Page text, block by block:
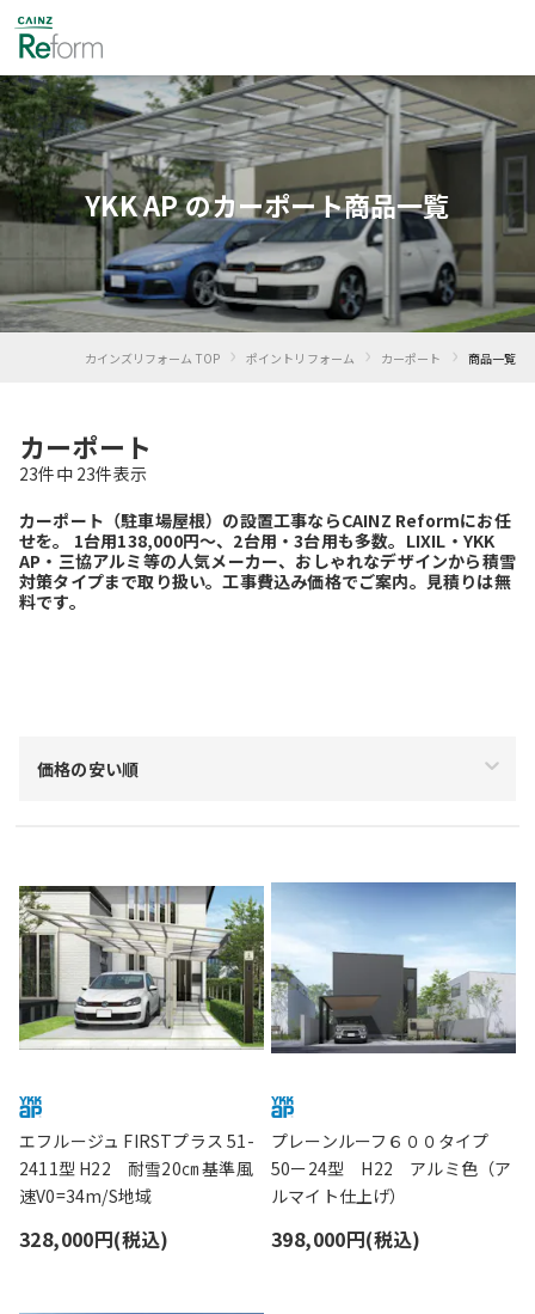
YKK AP のカーポート商品一覧
カインズリフォーム TOP › ポイントリフォーム › カーポート › 商品一覧
カーポート
23件中 23件表示
カーポート（駐車場屋根）の設置工事ならCAINZ Reformにお任
せを。 1台用138,000円～、2台用・3台用も多数。LIXIL・YKK
AP・三協アルミ等の人気メーカー、おしゃれなデザインから積雪
対策タイプまで取り扱い。工事費込み価格でご案内。見積りは無
料です。
価格の安い順
エフルージュ FIRSTプラス 51-
2411型 H22 耐雪20㎝ 基準風
速V0=34m/S地域
328,000円(税込)
プレーンルーフ６００タイプ
50ー24型 H22 アルミ色（ア
ルマイト仕上げ）
398,000円(税込)